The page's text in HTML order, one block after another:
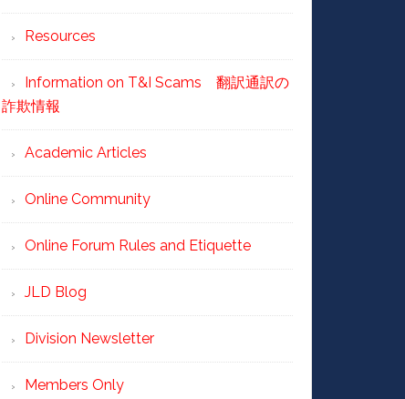
Resources
Information on T&I Scams 翻訳通訳の
詐欺情報
Academic Articles
Online Community
Online Forum Rules and Etiquette
JLD Blog
Division Newsletter
Members Only